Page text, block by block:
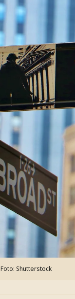
Foto: Shutterstock